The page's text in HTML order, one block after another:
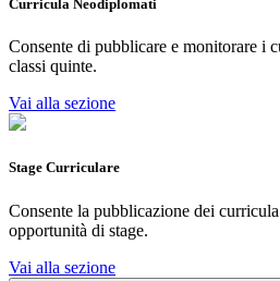
Curricula Neodiplomati
Consente di pubblicare e monitorare i
classi quinte.
Vai alla sezione
Stage Curriculare
Consente la pubblicazione dei
opportunità di stage.
Vai alla sezione